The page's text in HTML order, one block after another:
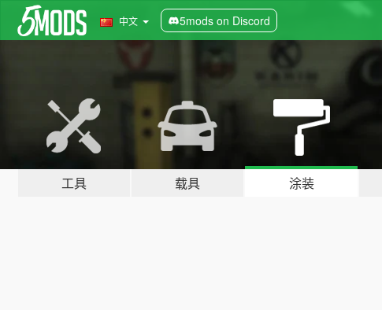
中文 5mods on Discord
工具 载具 涂装